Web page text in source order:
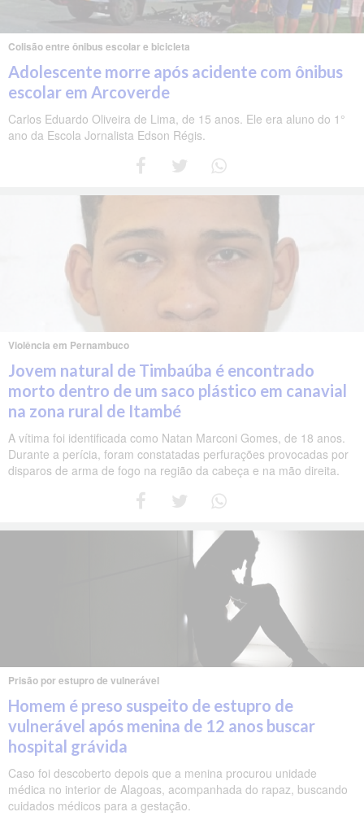
Colisão entre ônibus escolar e bicicleta
Adolescente morre após acidente com ônibus
escolar em Arcoverde
Carlos Eduardo Oliveira de Lima, de 15 anos. Ele era aluno do 1°
ano da Escola Jornalista Edson Régis.
Violência em Pernambuco
Jovem natural de Timbaúba é encontrado
morto dentro de um saco plástico em canavial
na zona rural de Itambé
A vítima foi identificada como Natan Marconi Gomes, de 18 anos.
Durante a perícia, foram constatadas perfurações provocadas por
disparos de arma de fogo na região da cabeça e na mão direita.
Prisão por estupro de vulnerável
Homem é preso suspeito de estupro de
vulnerável após menina de 12 anos buscar
hospital grávida
Caso foi descoberto depois que a menina procurou unidade
médica no interior de Alagoas, acompanhada do rapaz, buscando
cuidados médicos para a gestação.